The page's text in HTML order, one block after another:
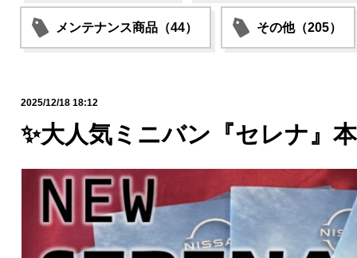
メンテナンス商品（44） その他（205）
2025/12/18 18:12
✨大人気ミニバン『セレナ』